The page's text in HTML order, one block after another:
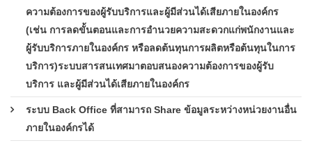
ความต้องการของผู้รับบริการและผู้มีส่วนได้เสียภายในองค์กร
(เช่น การลดขั้นตอนและการอำนวยความสะดวกแก่พนักงานและ
ผู้รับบริการภายในองค์กร หรือลดต้นทุนการผลิตหรือต้นทุนในการ
บริการ)ระบบสารสนเทศมาตอบสนองความต้องการของผู้รับ
บริการ และผู้มีส่วนได้เสียภายในองค์กร
ระบบ Back Office ที่สามารถ Share ข้อมูลระหว่างหน่วยงานอื่น
ภายในองค์กรได้